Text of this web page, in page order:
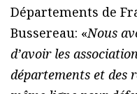
Départements de
Bussereau: «Nous
d’avoir les
départements et des